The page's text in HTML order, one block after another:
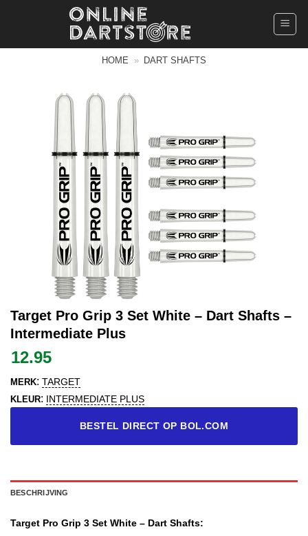
HOME » DART SHAFTS
Target Pro Grip 3 Set White – Dart Shafts –
Intermediate Plus
12.95
MERK: TARGET
KLEUR: INTERMEDIATE PLUS
BESTEL DIRECT OP BOL.COM
BESCHRIJVING
Target Pro Grip 3 Set White – Dart Shafts: